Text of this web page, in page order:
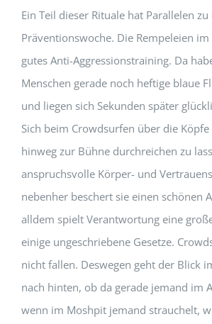
Ein Teil dieser Rituale hat Parallelen
Präventionswoche. Die Rempeleien
gutes Anti-Aggressionstraining. Da
Menschen gerade noch heftige blaue
und liegen sich Sekunden später
Sich beim Crowdsurfen über die
hinweg zur Bühne durchreichen zu
anspruchsvolle Körper- und
nebenher beschert sie einen schönen
alldem spielt Verantwortung eine
einige ungeschriebene Gesetze.
nicht fallen. Deswegen geht der Blick
nach hinten, ob da gerade jemand im
wenn im Moshpit jemand strauchelt,